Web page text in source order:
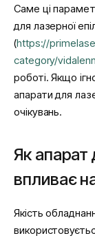
Саме ці
для лазерної
(https://
category/
роботі. Якщо
апарати для
очікувань.
Як апарат
впливає
Якість